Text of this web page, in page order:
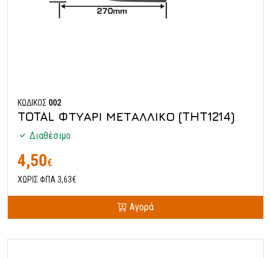
ΚΩΔΙΚΟΣ 002
TOTAL ΦΤΥΑΡΙ ΜΕΤΑΛΛΙΚΟ (THT1214)
Διαθέσιμο
4,50€
ΧΩΡΙΣ ΦΠΑ 3,63€
Αγορά